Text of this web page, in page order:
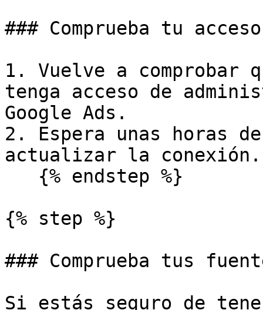
### Comprueba tu acceso
1. Vuelve a comprobar
tenga acceso de
Google Ads.
2. Espera unas horas
actualizar la conexión.
{% step %}
### Comprueba tus
Si estás seguro de